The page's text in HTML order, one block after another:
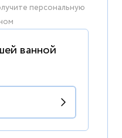
персональную
ванной